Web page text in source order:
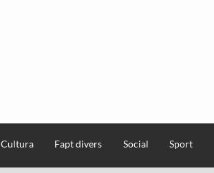
Cultura Fapt divers Social Sport